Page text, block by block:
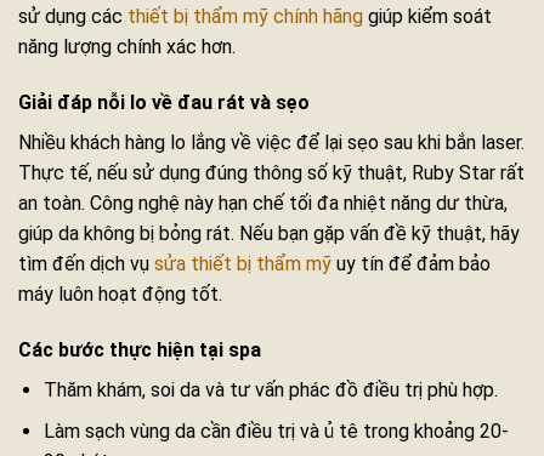
sử dụng các thiết bị thẩm mỹ chính hãng giúp kiểm soát
năng lượng chính xác hơn.
Giải đáp nỗi lo về đau rát và sẹo
Nhiều khách hàng lo lắng về việc để lại sẹo sau khi bắn laser.
Thực tế, nếu sử dụng đúng thông số kỹ thuật, Ruby Star rất
an toàn. Công nghệ này hạn chế tối đa nhiệt năng dư thừa,
giúp da không bị bỏng rát. Nếu bạn gặp vấn đề kỹ thuật, hãy
tìm đến dịch vụ sửa thiết bị thẩm mỹ uy tín để đảm bảo
máy luôn hoạt động tốt.
Các bước thực hiện tại spa
Thăm khám, soi da và tư vấn phác đồ điều trị phù hợp.
Làm sạch vùng da cần điều trị và ủ tê trong khoảng 20-